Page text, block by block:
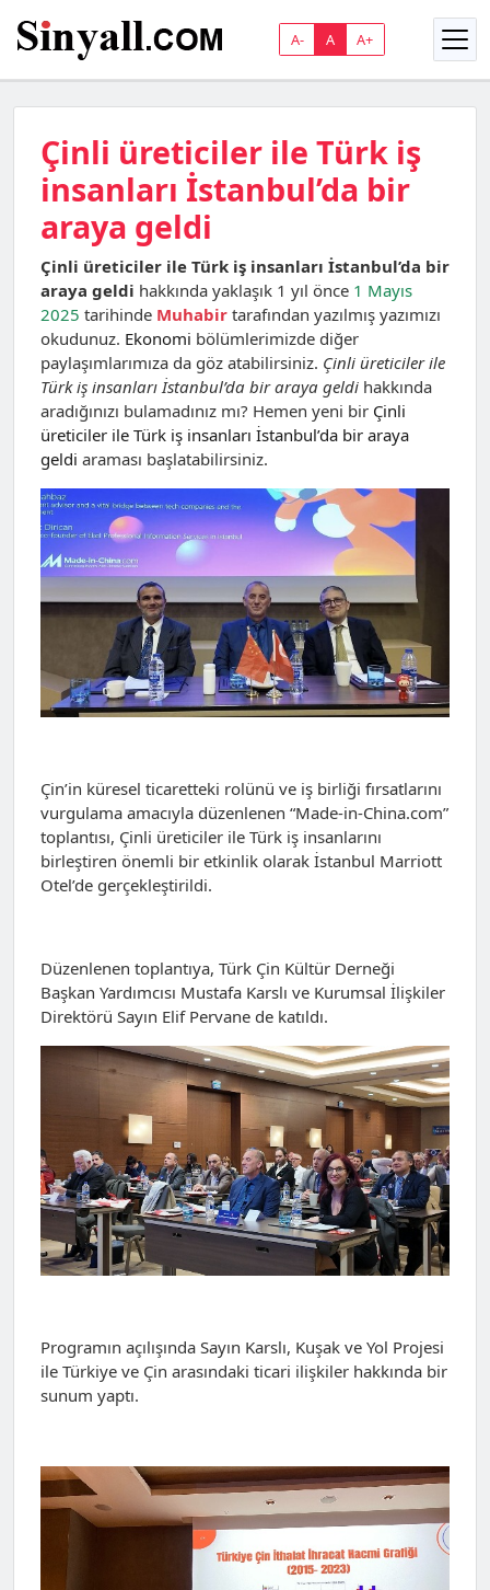
A- A A+
Çinli üreticiler ile Türk iş
insanları İstanbul’da bir
araya geldi
Çinli üreticiler ile Türk iş insanları İstanbul’da bir
araya geldi hakkında yaklaşık 1 yıl önce 1 Mayıs
2025 tarihinde Muhabir tarafından yazılmış yazımızı
okudunuz. Ekonomi bölümlerimizde diğer
paylaşımlarımıza da göz atabilirsiniz. Çinli üreticiler ile
Türk iş insanları İstanbul’da bir araya geldi hakkında
aradığınızı bulamadınız mı? Hemen yeni bir Çinli
üreticiler ile Türk iş insanları İstanbul’da bir araya
geldi araması başlatabilirsiniz.
Çin’in küresel ticaretteki rolünü ve iş birliği fırsatlarını
vurgulama amacıyla düzenlenen “Made-in-China.com”
toplantısı, Çinli üreticiler ile Türk iş insanlarını
birleştiren önemli bir etkinlik olarak İstanbul Marriott
Otel’de gerçekleştirildi.
Düzenlenen toplantıya, Türk Çin Kültür Derneği
Başkan Yardımcısı Mustafa Karslı ve Kurumsal İlişkiler
Direktörü Sayın Elif Pervane de katıldı.
Programın açılışında Sayın Karslı, Kuşak ve Yol Projesi
ile Türkiye ve Çin arasındaki ticari ilişkiler hakkında bir
sunum yaptı.